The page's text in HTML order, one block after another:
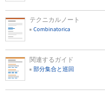
テクニカルノート
Combinatorica
関連するガイド
部分集合と巡回